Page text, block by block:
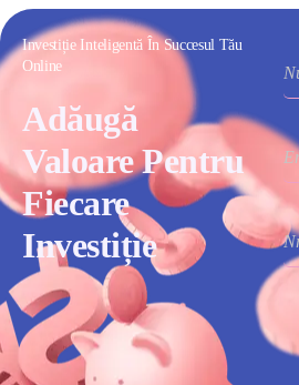
Investiție Inteligentă În Succesul Tău
Online
Adăugă
Valoare Pentru
Fiecare
Investiție